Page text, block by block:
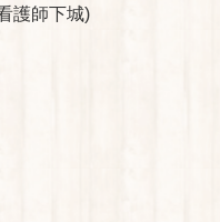
護師下城)